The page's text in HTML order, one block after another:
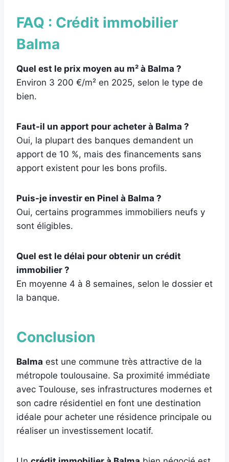
FAQ : Crédit immobilier
Balma
Quel est le prix moyen au m² à Balma ?
Environ 3 200 €/m² en 2025, selon le type de
bien.
Faut-il un apport pour acheter à Balma ?
Oui, la plupart des banques demandent un
apport de 10 %, mais des financements sans
apport existent pour les bons profils.
Puis-je investir en Pinel à Balma ?
Oui, certains programmes immobiliers neufs y
sont éligibles.
Quel est le délai pour obtenir un crédit
immobilier ?
En moyenne 4 à 8 semaines, selon le dossier et
la banque.
Conclusion
Balma est une commune très attractive de la
métropole toulousaine. Sa proximité immédiate
avec Toulouse, ses infrastructures modernes et
son cadre résidentiel en font une destination
idéale pour acheter une résidence principale ou
réaliser un investissement locatif.